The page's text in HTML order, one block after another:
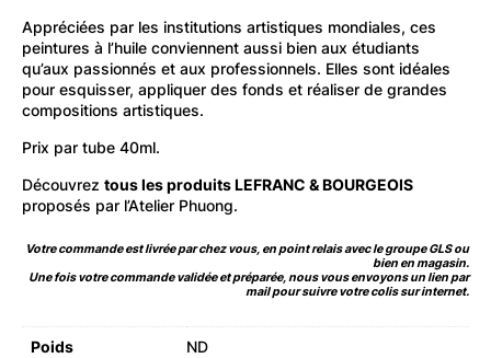
Appréciées par les institutions artistiques mondiales, ces
peintures à l’huile conviennent aussi bien aux étudiants
qu’aux passionnés et aux professionnels. Elles sont idéales
pour esquisser, appliquer des fonds et réaliser de grandes
compositions artistiques.
Prix par tube 40ml.
Découvrez tous les produits LEFRANC & BOURGEOIS
proposés par l’Atelier Phuong.
Votre commande est livrée par chez vous, en point relais avec le groupe GLS ou
bien en magasin.
Une fois votre commande validée et préparée, nous vous envoyons un lien par
mail pour suivre votre colis sur internet.
Poids ND